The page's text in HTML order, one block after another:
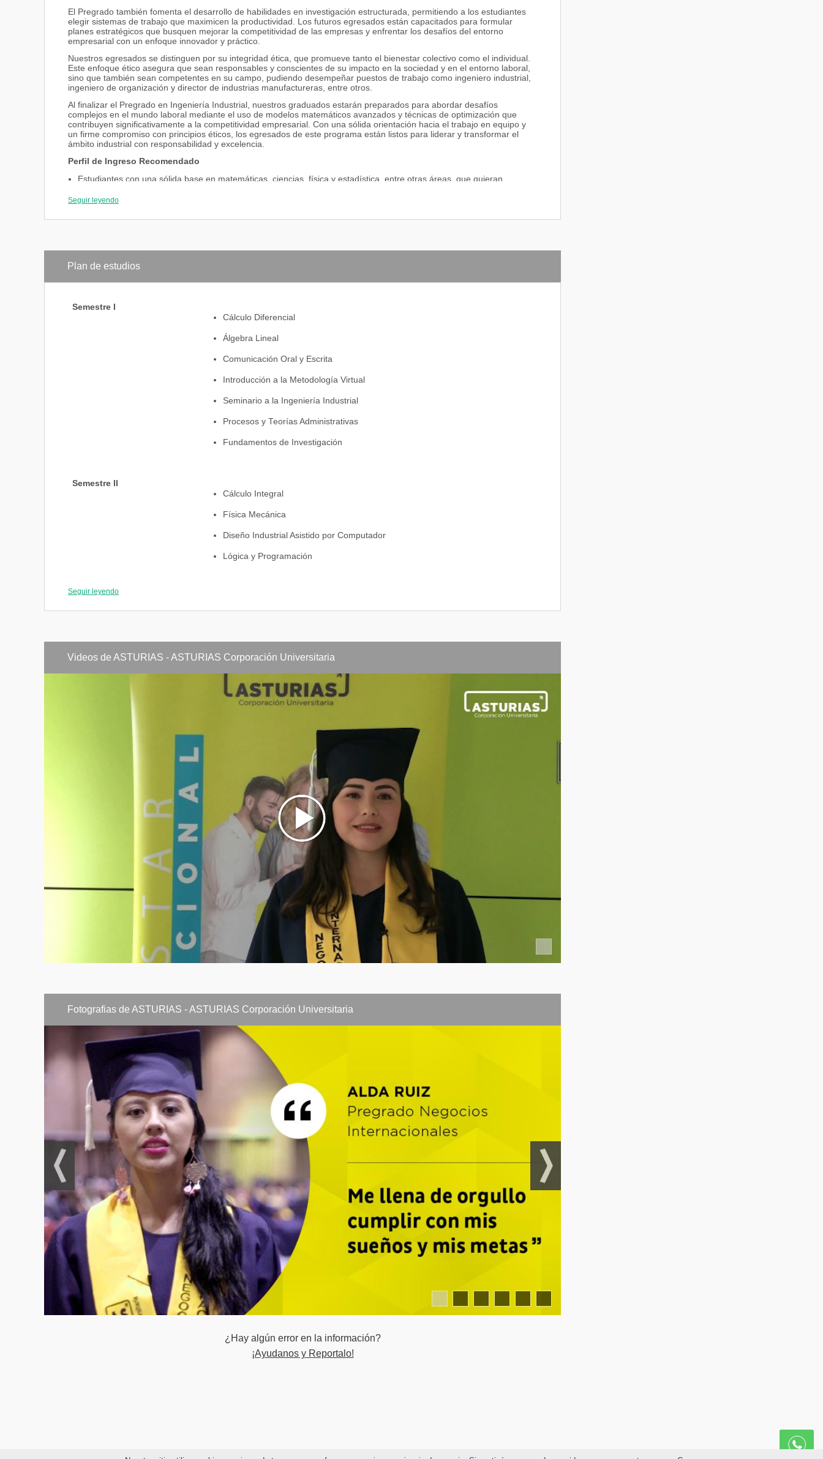
El Pregrado también fomenta el desarrollo de habilidades en investigación estructurada, permitiendo a los estudiantes
elegir sistemas de trabajo que maximicen la productividad. Los futuros egresados están capacitados para formular
planes estratégicos que busquen mejorar la competitividad de las empresas y enfrentar los desafíos del entorno
empresarial con un enfoque innovador y práctico.
Nuestros egresados se distinguen por su integridad ética, que promueve tanto el bienestar colectivo como el individual.
Este enfoque ético asegura que sean responsables y conscientes de su impacto en la sociedad y en el entorno laboral,
sino que también sean competentes en su campo, pudiendo desempeñar puestos de trabajo como ingeniero industrial,
ingeniero de organización y director de industrias manufactureras, entre otros.
Al finalizar el Pregrado en Ingeniería Industrial, nuestros graduados estarán preparados para abordar desafíos
complejos en el mundo laboral mediante el uso de modelos matemáticos avanzados y técnicas de optimización que
contribuyen significativamente a la competitividad empresarial. Con una sólida orientación hacia el trabajo en equipo y
un firme compromiso con principios éticos, los egresados de este programa están listos para liderar y transformar el
ámbito industrial con responsabilidad y excelencia.
Perfil de Ingreso Recomendado
Estudiantes con una sólida base en matemáticas, ciencias, física y estadística, entre otras áreas, que quieran
Interesados en solucionar posibles problemas mediante la interpretación de datos y aplicación de métodos
Competencias adquiridas al finalizar tu Pregrado
Analizar, diseñar y optimizar procesos industriales para mejorar la eficiencia y productividad.
Dominio de las herramientas y técnicas específicas de la ingeniería industrial.
Planificación y control de la producción y las operaciones diarias.
Líder en fomento de una cultura de mejora continua en las empresas.
Seguir leyendo
Plan de estudios
Semestre I
Cálculo Diferencial
Álgebra Lineal
Comunicación Oral y Escrita
Introducción a la Metodología Virtual
Seminario a la Ingeniería Industrial
Procesos y Teorías Administrativas
Fundamentos de Investigación
Semestre II
Cálculo Integral
Física Mecánica
Diseño Industrial Asistido por Computador
Lógica y Programación
Estadística Descriptiva
Investigación Cualitativa
Ecuaciones Diferenciales
Física de Fluidos y Termodinámica
Ingeniería de Materiales y Manufactura
Bases de Datos y Big Data
Constitución y Democracia
Economía del Comportamiento
Estadística Inferencial
Costos y Presupuestos
Gestión Ambiental
Semestre VI
Investigación de Operaciones I
Electiva
Dirección de Producción y Operaciones
Matemáticas Financieras
Aseguramiento de la Calidad
Inteligencia de Negocios
Semestre VII
Investigación de Operaciones II
Gestión de Producción y Operaciones
Dirección de Recursos Humanos
Electiva
Formulación y Evaluación de Proyectos
Seguir leyendo
Videos de ASTURIAS - ASTURIAS Corporación Universitaria
Fotografias de ASTURIAS - ASTURIAS Corporación Universitaria
¿Hay algún error en la información?
¡Ayudanos y Reportalo!